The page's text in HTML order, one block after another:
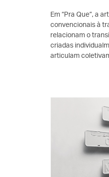
Em “Pra Que”, a
convencionais à
relacionam o
criadas
articulam